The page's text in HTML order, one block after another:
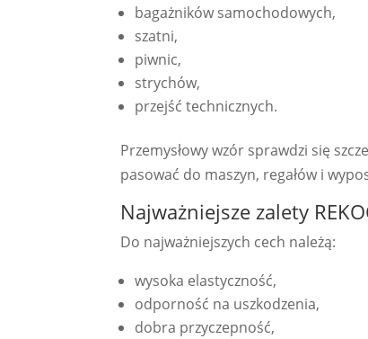
bagażników samochodowych,
szatni,
piwnic,
strychów,
przejść technicznych.
Przemysłowy wzór sprawdzi się
pasować do maszyn, regałów i
Najważniejsze zalety
Do najważniejszych cech należą:
wysoka elastyczność,
odporność na uszkodzenia,
dobra przyczepność,